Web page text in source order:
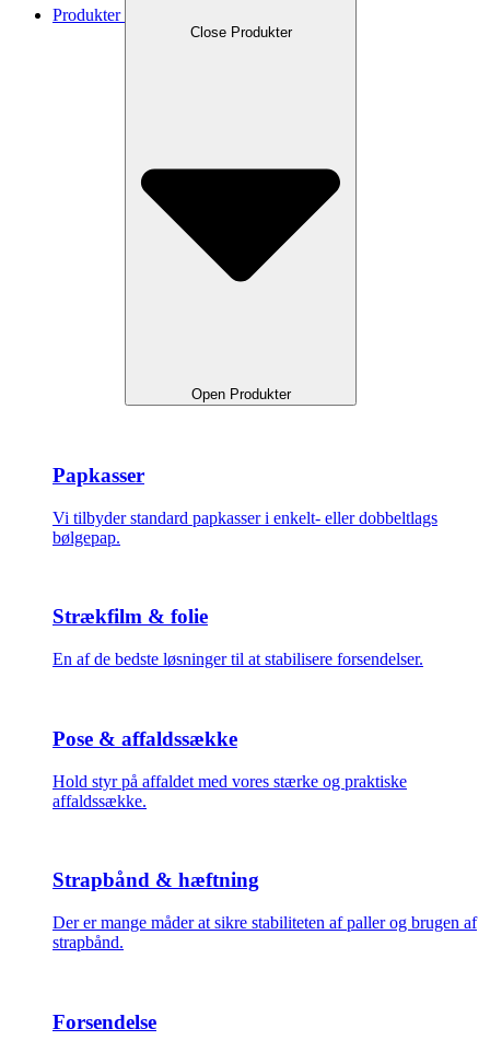
Produkter
Close Produkter
Open Produkter
Papkasser
Vi tilbyder standard papkasser i enkelt- eller dobbeltlags
bølgepap.
Strækfilm & folie
En af de bedste løsninger til at stabilisere forsendelser.
Pose & affaldssække
Hold styr på affaldet med vores stærke og praktiske
affaldssække.
Strapbånd & hæftning
Der er mange måder at sikre stabiliteten af paller og brugen af
strapbånd.
Forsendelse